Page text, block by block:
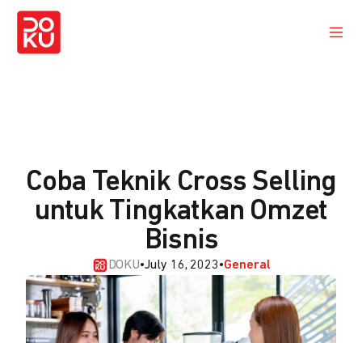
Coba Teknik Cross Selling
untuk Tingkatkan Omzet
Bisnis
DOKU•July 16, 2023•General